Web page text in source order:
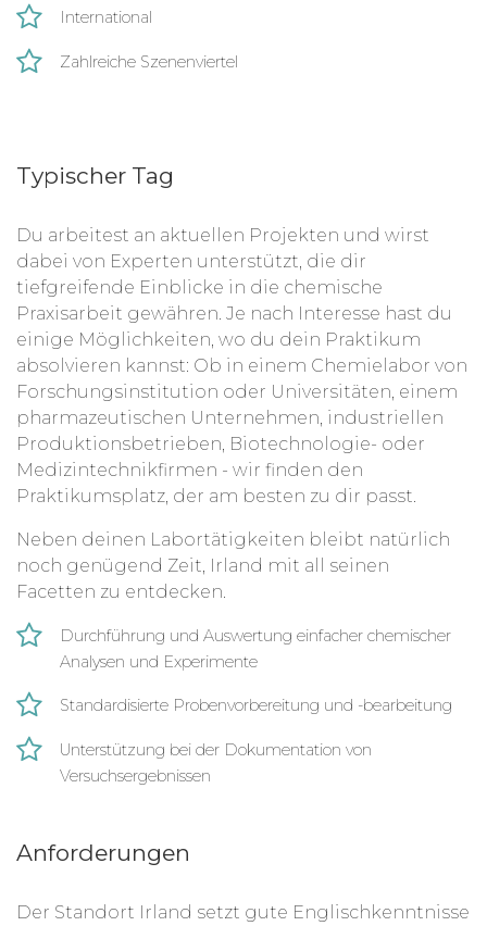
International
Zahlreiche Szenenviertel
Typischer Tag
Du arbeitest an aktuellen Projekten und wirst
dabei von Experten unterstützt, die dir
tiefgreifende Einblicke in die chemische
Praxisarbeit gewähren. Je nach Interesse hast du
einige Möglichkeiten, wo du dein Praktikum
absolvieren kannst: Ob in einem Chemielabor von
Forschungsinstitution oder Universitäten, einem
pharmazeutischen Unternehmen, industriellen
Produktionsbetrieben, Biotechnologie- oder
Medizintechnikfirmen - wir finden den
Praktikumsplatz, der am besten zu dir passt.
Neben deinen Labortätigkeiten bleibt natürlich
noch genügend Zeit, Irland mit all seinen
Facetten zu entdecken.
Durchführung und Auswertung einfacher chemischer
Analysen und Experimente
Standardisierte Probenvorbereitung und -bearbeitung
Unterstützung bei der Dokumentation von
Versuchsergebnissen
Anforderungen
Der Standort Irland setzt gute Englischkenntnisse